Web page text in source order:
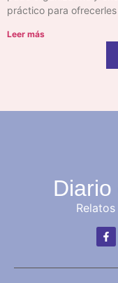
práctico para
Leer más